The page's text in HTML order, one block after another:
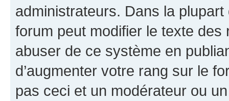
administrateurs. Dans la
forum peut modifier le texte
abuser de ce système en
d’augmenter votre rang sur le
pas ceci et un modérateur ou